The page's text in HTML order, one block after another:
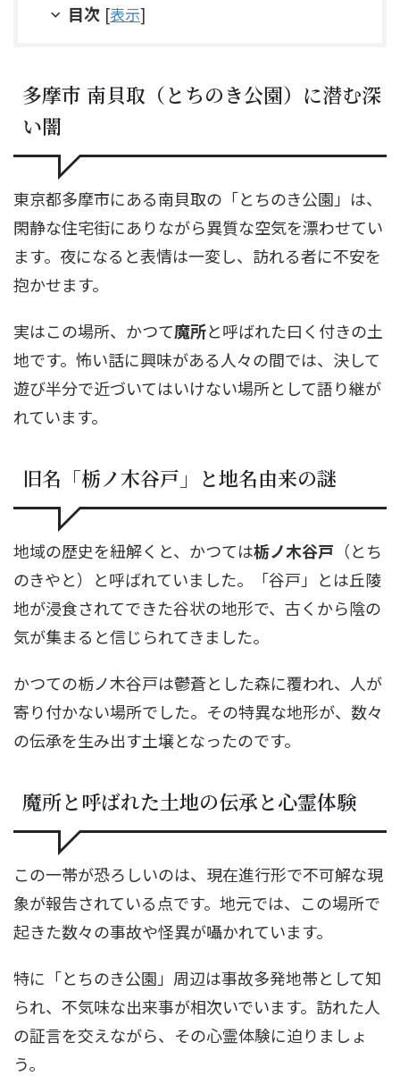
目次 [表示]
多摩市 南貝取（とちのき公園）に潜む深
い闇
東京都多摩市にある南貝取の「とちのき公園」は、
閑静な住宅街にありながら異質な空気を漂わせてい
ます。夜になると表情は一変し、訪れる者に不安を
抱かせます。
実はこの場所、かつて魔所と呼ばれた曰く付きの土
地です。怖い話に興味がある人々の間では、決して
遊び半分で近づいてはいけない場所として語り継が
れています。
旧名「栃ノ木谷戸」と地名由来の謎
地域の歴史を紐解くと、かつては栃ノ木谷戸 （とち
のきやと）と呼ばれていました。「谷戸」とは丘陵
地が浸食されてできた谷状の地形で、古くから陰の
気が集まると信じられてきました。
かつての栃ノ木谷戸は鬱蒼とした森に覆われ、人が
寄り付かない場所でした。その特異な地形が、数々
の伝承を生み出す土壌となったのです。
魔所と呼ばれた土地の伝承と心霊体験
この一帯が恐ろしいのは、現在進行形で不可解な現
象が報告されている点です。地元では、この場所で
起きた数々の事故や怪異が囁かれています。
特に「とちのき公園」周辺は事故多発地帯として知
られ、不気味な出来事が相次いでいます。訪れた人
の証言を交えながら、その心霊体験に迫りましょ
う。